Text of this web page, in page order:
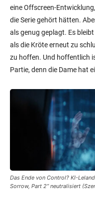
eine Offscreen-
die Serie gehört hätten.
als genug geplagt. Es
als die Kröte erneut zu
zu hoffen. Und hoffentlich
Partie, denn die Dame hat
Das Ende von Control? KI-
Sorrow, Part 2” neutralisiert